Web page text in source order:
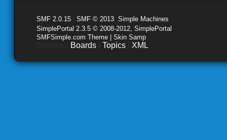
SMF 2.0.15 SMF © 2013 Simple Machines
SimplePortal 2.3.5 © 2008-2012, SimplePortal
SMFSimple.com Theme | Skin Samp
Boards Topics XML